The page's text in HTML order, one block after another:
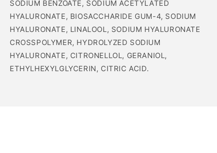
SODIUM BENZOATE, SODIUM ACETYLATED
HYALURONATE, BIOSACCHARIDE GUM-4, SODIUM
HYALURONATE, LINALOOL, SODIUM HYALURONATE
CROSSPOLYMER, HYDROLYZED SODIUM
HYALURONATE, CITRONELLOL, GERANIOL,
ETHYLHEXYLGLYCERIN, CITRIC ACID.